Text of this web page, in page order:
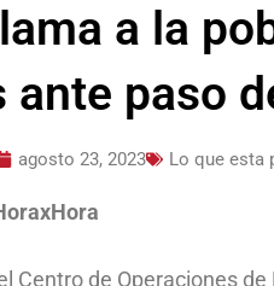
a la
ante paso
agosto 23, 2023 Lo que esta
Centro de Operaciones